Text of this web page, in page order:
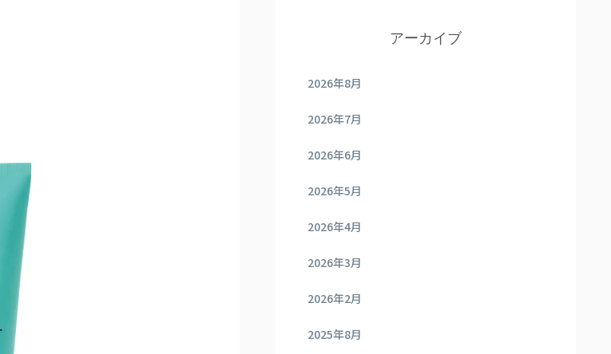
アーカイブ
2026年8月
2026年7月
2026年6月
2026年5月
2026年4月
2026年3月
2026年2月
2025年8月